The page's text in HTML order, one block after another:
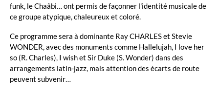
funk, le Chaâbi… ont permis de façonner l'identité musicale de
ce groupe atypique, chaleureux et coloré.
Ce programme sera à dominante Ray CHARLES et Stevie
WONDER, avec des monuments comme Hallelujah, I love her
so (R. Charles), I wish et Sir Duke (S. Wonder) dans des
arrangements latin-jazz, mais attention des écarts de route
peuvent subvenir…